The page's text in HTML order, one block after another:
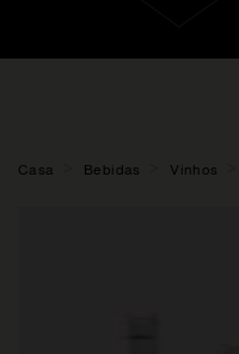
Casa Bebidas Vinhos